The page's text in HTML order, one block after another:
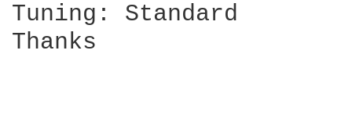
Tuning: Standard
Thanks